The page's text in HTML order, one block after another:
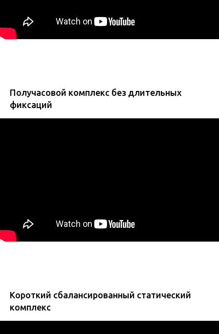
Получасовой комплекс без длительных
фиксаций
Короткий сбалансированный статический
комплекс